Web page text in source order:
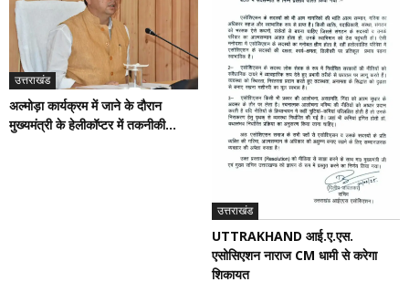
उत्तराखंड
अल्मोड़ा कार्यक्रम में जाने के दौरान
मुख्यमंत्री के हेलीकॉप्टर में तकनीकी...
उत्तराखंड
UTTRAKHAND आई.ए.एस.
एसोसिएशन नाराज CM धामी से करेगा
शिकायत